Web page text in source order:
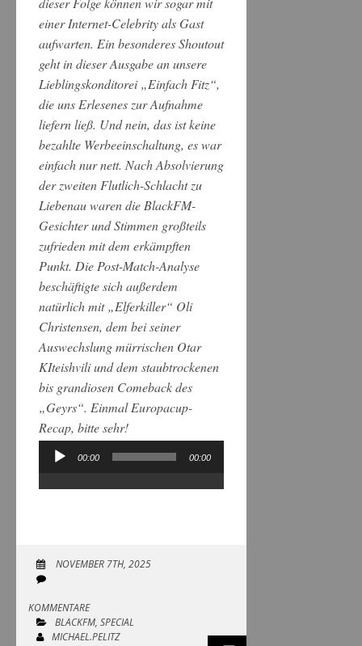
einer Internet-Celebrity als Gast
aufwarten. Ein besonderes Shoutout
geht in dieser Ausgabe an unsere
Lieblingskonditorei „Einfach Fitz“,
die uns Erlesenes zur Aufnahme
liefern ließ. Und nein, das ist keine
bezahlte Werbeeinschaltung, es war
einfach nur nett. Nach Absolvierung
der zweiten Flutlich-Schlacht zu
Liebenau waren die BlackFM-
Gesichter und Stimmen großteils
zufrieden mit dem erkämpften
Punkt. Die Post-Match-Analyse
beschäftigte sich außerdem
natürlich mit „Elferkiller“ Oli
Christensen, dem bei seiner
Auswechslung mürrischen Otar
KIteishvili und dem staubtrockenen
bis grandiosen Comeback des
„Geyrs“. Einmal Europacup-
Recap, bitte sehr!
Audio-
00:00 00:00
NOVEMBER 7TH, 2025
KOMMENTARE
BLACKFM, SPECIAL
MICHAEL.PELITZ